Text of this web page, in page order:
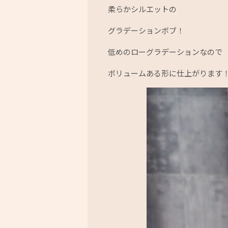
柔らかシルエットの
グラデーションボブ！
低めのローグラデーションなので
ボリュームある形に仕上がります